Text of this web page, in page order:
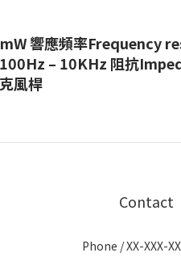
響應頻率Frequency
– 10KHz 阻抗
風桿
Contact
Phone / XX-XXX-